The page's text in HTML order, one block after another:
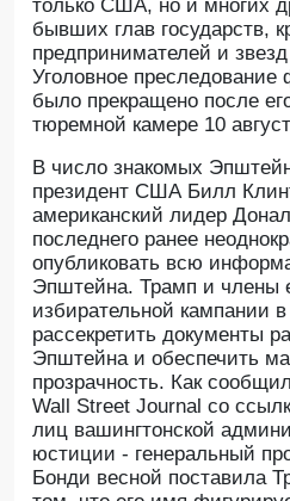
только США, но и многих
бывших глав государств,
предпринимателей и
Уголовное
было прекращено после
тюремной камере 10
В число знакомых
президент США Билл
американский лидер
последнего ранее
опубликовать всю
Эпштейна. Трамп и члены
избирательной кампании
рассекретить документы
Эпштейна и обеспечить
прозрачность. Как
Wall Street Journal со
лиц вашингтонской
юстиции - генеральный
Бонди весной поставила